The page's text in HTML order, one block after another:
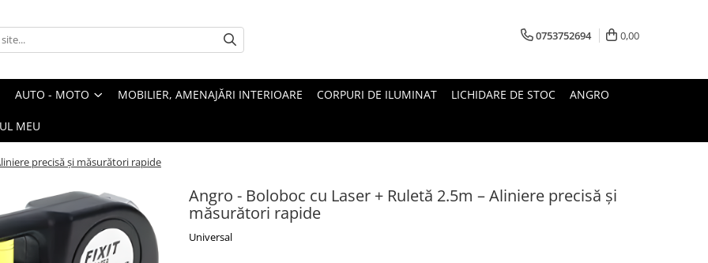
0753752694 0,00
AUTO - MOTO MOBILIER, AMENAJĂRI INTERIOARE CORPURI DE ILUMINAT LICHIDARE DE STOC ANGRO
MEU
precisă și măsurători rapide
Angro - Boloboc cu Laser + Ruletă 2.5m – Aliniere precisă și
măsurători rapide
Universal